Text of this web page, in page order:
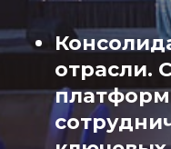
отрасли.